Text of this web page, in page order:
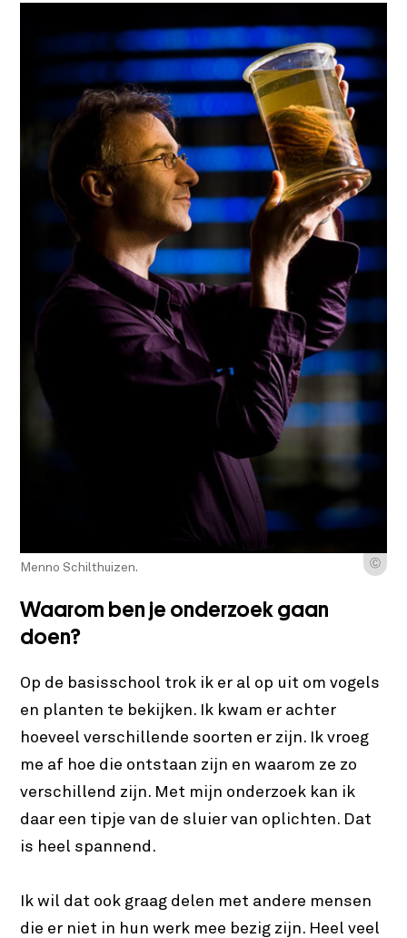
Ⓒ
Menno Schilthuizen.
Waarom ben je onderzoek gaan
doen?
Op de basisschool trok ik er al op uit om vogels
en planten te bekijken. Ik kwam er achter
hoeveel verschillende soorten er zijn. Ik vroeg
me af hoe die ontstaan zijn en waarom ze zo
verschillend zijn. Met mijn onderzoek kan ik
daar een tipje van de sluier van oplichten. Dat
is heel spannend.
Ik wil dat ook graag delen met andere mensen
die er niet in hun werk mee bezig zijn. Heel veel